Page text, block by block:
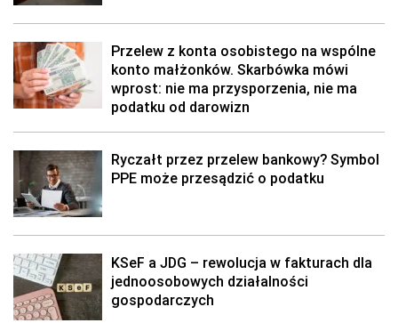
Przelew z konta osobistego na wspólne
konto małżonków. Skarbówka mówi
wprost: nie ma przysporzenia, nie ma
podatku od darowizn
Ryczałt przez przelew bankowy? Symbol
PPE może przesądzić o podatku
KSeF a JDG – rewolucja w fakturach dla
jednoosobowych działalności
gospodarczych